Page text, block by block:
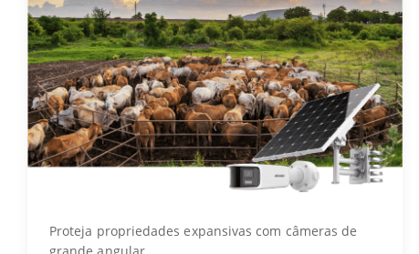
Proteja propriedades expansivas com câmeras de